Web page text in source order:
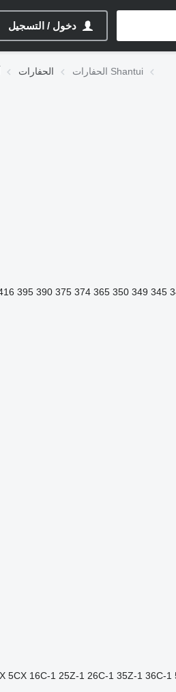
دخول / التسجيل
الحفارات الحفارات Shantui
345
349
350
365
374
375
390
395
5CX 16C-1 25Z-1 26C-1 35Z-1 36C-1